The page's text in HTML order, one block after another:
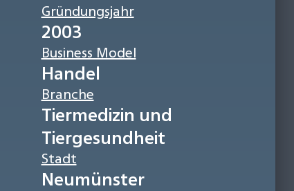
Gründungsjahr
2003
Business Model
Handel
Branche
Tiermedizin und
Tiergesundheit
Stadt
Neumünster